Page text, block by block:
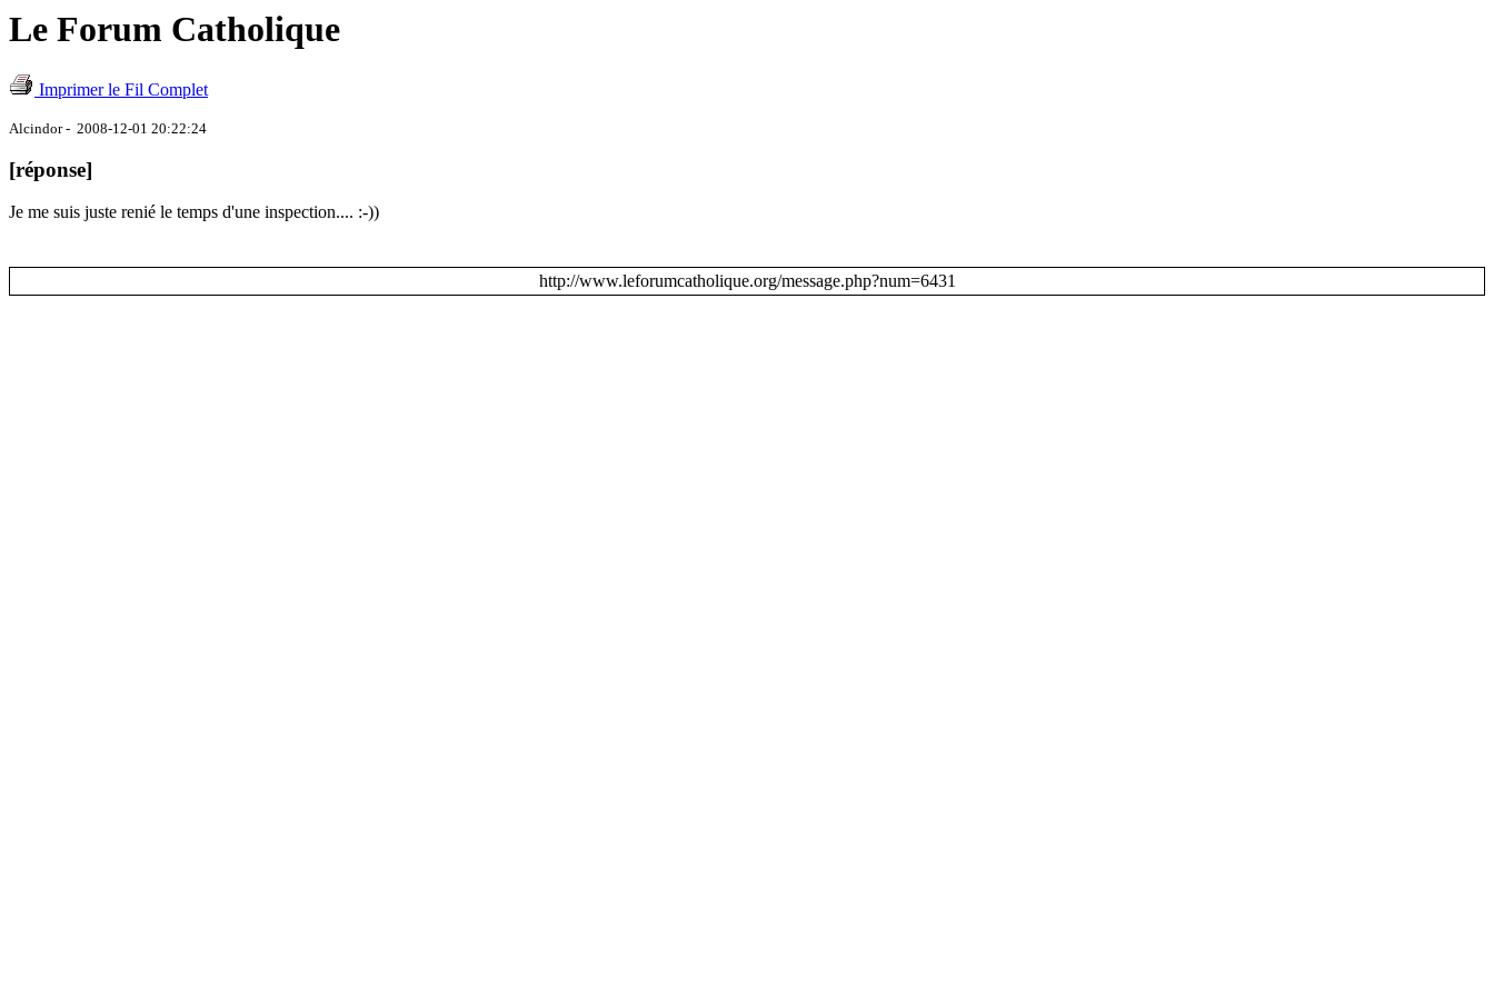
Le Forum Catholique
Imprimer le Fil Complet
Alcindor - 2008-12-01 20:22:24
[réponse]
Je me suis juste renié le temps d'une inspection.... :-))
http://www.leforumcatholique.org/message.php?num=6431